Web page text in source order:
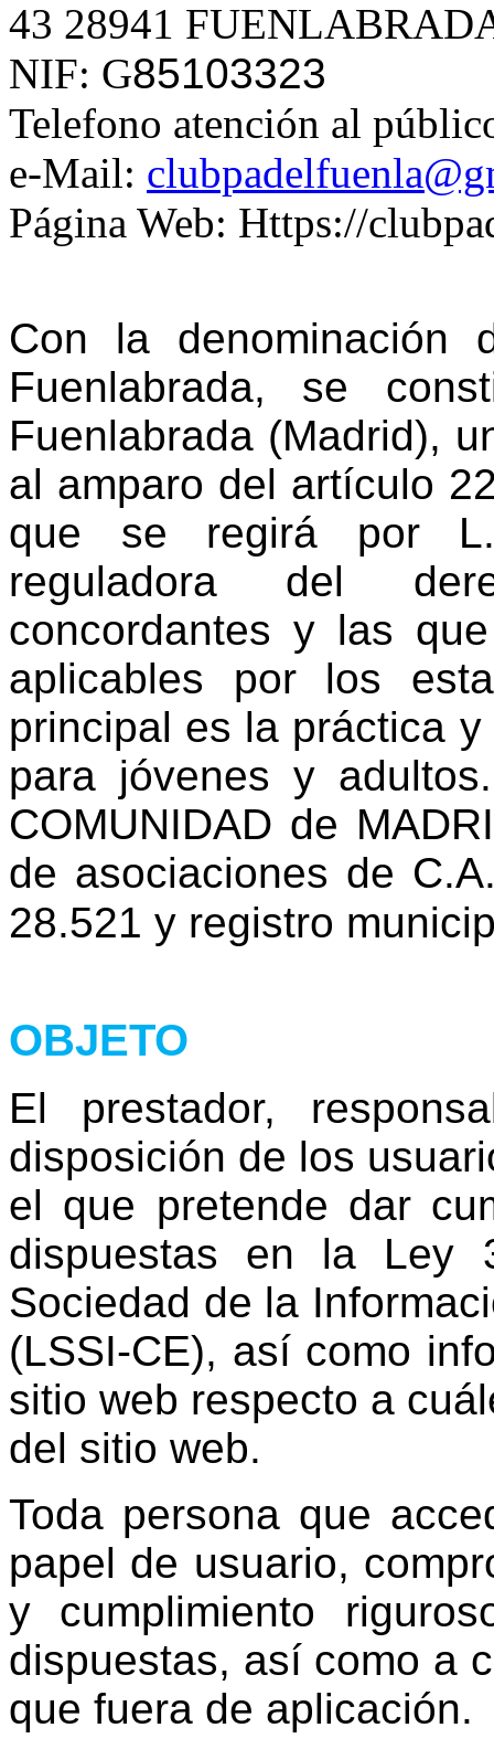
43 28941
NIF: G85103323
Telefono atención al
e-Mail:
Página Web: Https://
Con la denominación
Fuenlabrada, se
Fuenlabrada (Madrid),
al amparo del artículo
que se regirá por
reguladora del
concordantes y las
aplicables por los
principal es la práctica
para jóvenes y
COMUNIDAD de
de asociaciones de
28.521 y registro
OBJETO
El prestador,
disposición de los
el que pretende dar
dispuestas en la Ley
Sociedad de la
(LSSI-CE), así como
sitio web respecto a
del sitio web.
Toda persona que
papel de usuario,
y cumplimiento
dispuestas, así como a
que fuera de aplicación.